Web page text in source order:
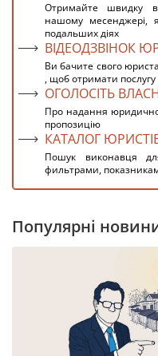
Отримайте швидку
нашому месенджері,
подальших діях
ВІДЕОДЗВІНОК
Ви бачите свого
, щоб отримати
ОГОЛОСІТЬ
Про надання
пропозицію
КАТАЛОГ
Пошук виконавця
фильтрами,
Популярні